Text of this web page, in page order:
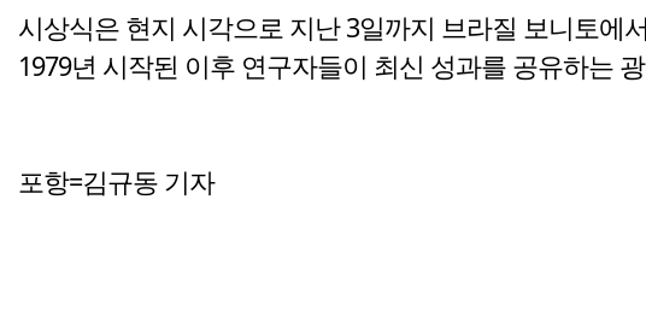
시상식은 현지 시각으로 지난 3일까지 브라질 보니토에
1979년 시작된 이후 연구자들이 최신 성과를 공유하는
포항=김규동 기자